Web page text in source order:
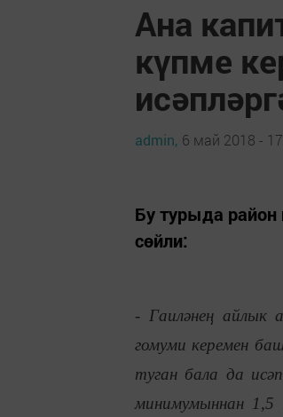
Ана
күпме
admin, 6 май 2018 -
Бу турыда район
сөйли:
- Гаиләнең айлык
гомуми керемен
туган бала да
минимумыннан 1,5